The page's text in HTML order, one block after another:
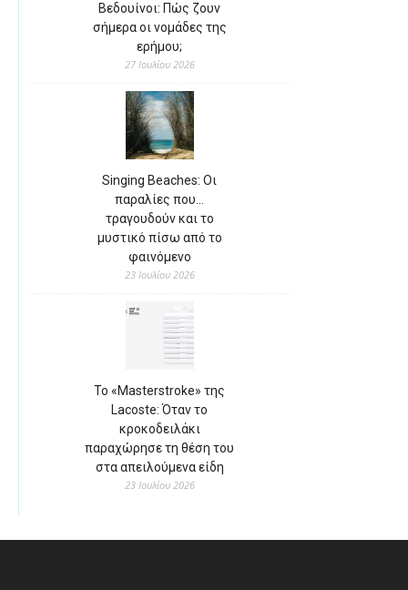
Βεδουίνοι: Πώς ζουν
σήμερα οι νομάδες της
ερήμου;
27 Ιουλίου 2026
Singing Beaches: Οι
παραλίες που…
τραγουδούν και το
μυστικό πίσω από το
φαινόμενο
23 Ιουλίου 2026
Το «Masterstroke» της
Lacoste: Όταν το
κροκοδειλάκι
παραχώρησε τη θέση του
στα απειλούμενα είδη
23 Ιουλίου 2026